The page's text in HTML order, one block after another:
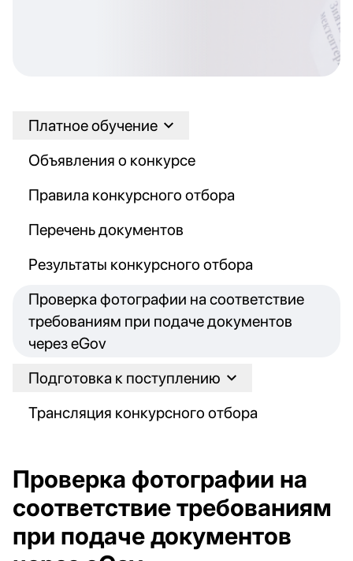
Платное обучение
Объявления о конкурсе
Правила конкурсного отбора
Перечень документов
Результаты конкурсного отбора
Проверка фотографии на соответствие
требованиям при подаче документов
через eGov
Подготовка к поступлению
Трансляция конкурсного отбора
Проверка фотографии на
соответствие требованиям
при подаче документов